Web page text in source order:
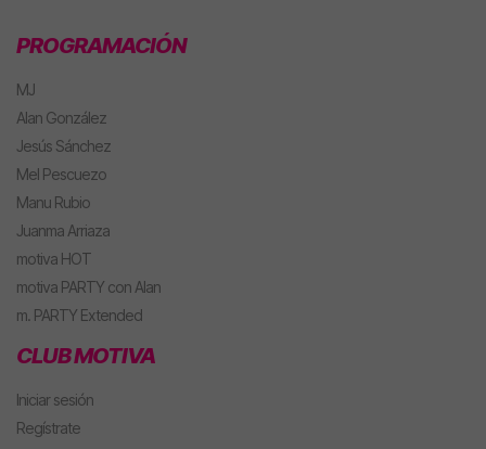
PROGRAMACIÓN
MJ
Alan González
Jesús Sánchez
Mel Pescuezo
Manu Rubio
Juanma Arriaza
motiva HOT
motiva PARTY con Alan
m. PARTY Extended
CLUB MOTIVA
Iniciar sesión
Regístrate